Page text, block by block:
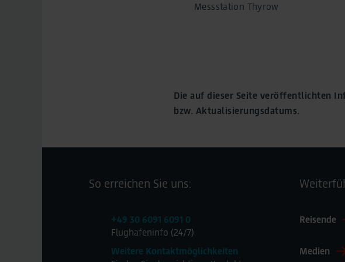
Messstation Thyrow
Die auf dieser Seite veröffentlichten
bzw. Aktualisierungsdatums.
So erreichen Sie uns:
+49 30 6091 6091 0
Flughafeninfo (24/7)
Weitere Kontaktmöglichkeiten
Reisende
Medien